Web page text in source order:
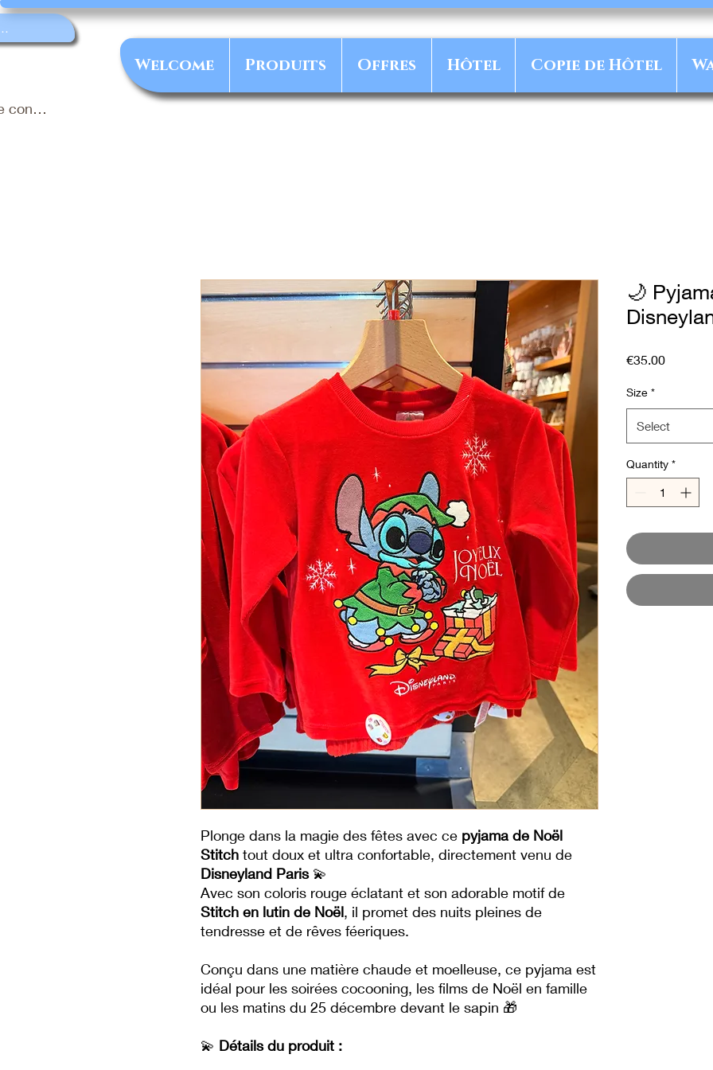
Welcome Produits Offres Hôtel Copie de Hôtel
connecter
Plonge dans la magie des fêtes avec ce pyjama de Noël
Stitch tout doux et ultra confortable, directement venu de
Disneyland Paris💫
Avec son coloris rouge éclatant et son adorable motif de
Stitch en lutin de Noël, il promet des nuits pleines de
tendresse et de rêves féeriques.
Conçu dans une matière chaude et moelleuse, ce pyjama est
idéal pour les soirées cocooning, les films de Noël en famille
ou les matins du 25 décembre devant le sapin 🎁
💫 Détails du produit :
🌙
€35.00Price
Size *
Select
Quantity *